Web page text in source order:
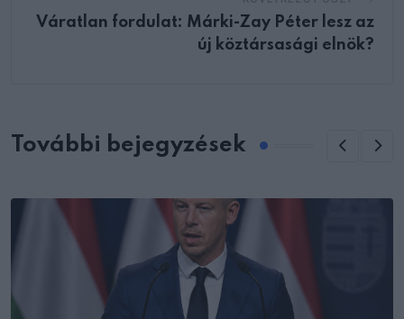
Váratlan fordulat: Márki-Zay Péter lesz az
új köztársasági elnök?
További bejegyzések